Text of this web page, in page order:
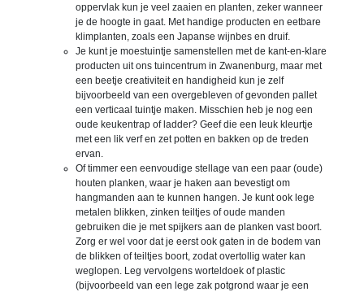
oppervlak kun je veel zaaien en planten, zeker wanneer
je de hoogte in gaat. Met handige producten en eetbare
klimplanten, zoals een Japanse wijnbes en druif.
Je kunt je moestuintje samenstellen met de kant-en-klare
producten uit ons tuincentrum in Zwanenburg, maar met
een beetje creativiteit en handigheid kun je zelf
bijvoorbeeld van een overgebleven of gevonden pallet
een verticaal tuintje maken. Misschien heb je nog een
oude keukentrap of ladder? Geef die een leuk kleurtje
met een lik verf en zet potten en bakken op de treden
ervan.
Of timmer een eenvoudige stellage van een paar (oude)
houten planken, waar je haken aan bevestigt om
hangmanden aan te kunnen hangen. Je kunt ook lege
metalen blikken, zinken teiltjes of oude manden
gebruiken die je met spijkers aan de planken vast boort.
Zorg er wel voor dat je eerst ook gaten in de bodem van
de blikken of teiltjes boort, zodat overtollig water kan
weglopen. Leg vervolgens worteldoek of plastic
(bijvoorbeeld van een lege zak potgrond waar je een